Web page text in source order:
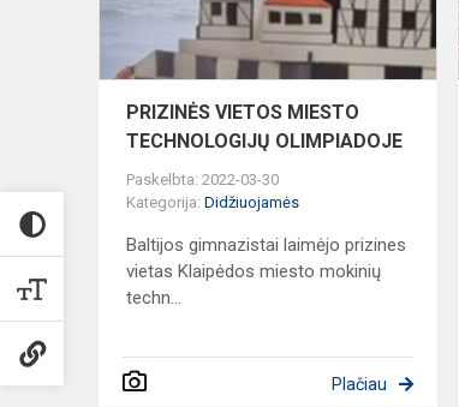
PRIZINĖS VIETOS MIESTO
TECHNOLOGIJŲ OLIMPIADOJE
Paskelbta: 2022-03-30
Kategorija: Didžiuojamės
Baltijos gimnazistai laimėjo prizines
vietas Klaipėdos miesto mokinių
techn...
Plačiau